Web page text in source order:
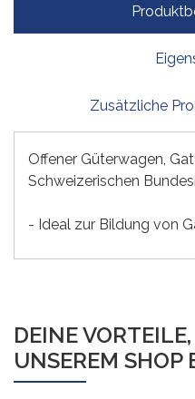
Zusätzliche
Offener Güterwagen,
Schweizerischen
- Ideal zur Bildung von
DEINE
UNSEREM SHOP